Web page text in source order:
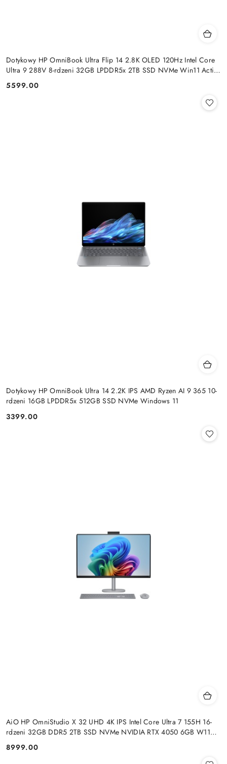
Dotykowy HP OmniBook Ultra Flip 14 2.8K OLED 120Hz Intel Core
Ultra 9 288V 8-rdzeni 32GB LPDDR5x 2TB SSD NVMe Win11 Active
Cena:
5599.00
Dotykowy HP OmniBook Ultra 14 2.2K IPS AMD Ryzen AI 9 365 10-
rdzeni 16GB LPDDR5x 512GB SSD NVMe Windows 11
Cena:
3399.00
AiO HP OmniStudio X 32 UHD 4K IPS Intel Core Ultra 7 155H 16-
rdzeni 32GB DDR5 2TB SSD NVMe NVIDIA RTX 4050 6GB W11
Cena:
8999.00